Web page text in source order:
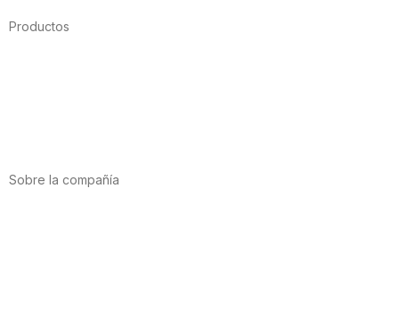
Productos
Sobre la compañía